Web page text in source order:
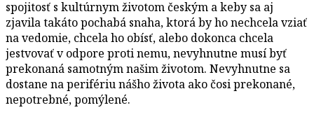
spojitosť s kultúrnym životom českým a keby sa aj
zjavila takáto pochabá snaha, ktorá by ho nechcela vziať
na vedomie, chcela ho obísť, alebo dokonca chcela
jestvovať v odpore proti nemu, nevyhnutne musí byť
prekonaná samotným našim životom. Nevyhnutne sa
dostane na perifériu nášho života ako čosi prekonané,
nepotrebné, pomýlené.